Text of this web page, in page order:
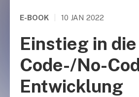
E-BOOK 10 JAN 2022
Einstieg in
Code-/No-
Entwicklung